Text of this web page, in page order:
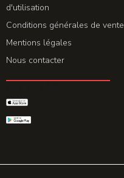
d'utilisation
Conditions générales de vente
Mentions légales
Nous contacter